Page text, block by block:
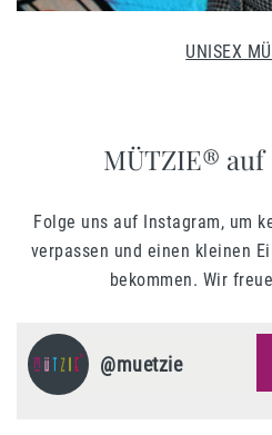
UNISEX
MÜTZIE®
Folge uns auf Instagram, um
verpassen und einen kleinen
bekommen. Wir
@muetzie